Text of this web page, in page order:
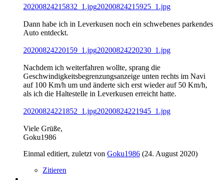
20200824215832_1.jpg20200824215925_1.jpg
Dann habe ich in Leverkusen noch ein schwebenes parkendes
Auto entdeckt.
20200824220159_1.jpg20200824220230_1.jpg
Nachdem ich weiterfahren wollte, sprang die
Geschwindigkeitsbegrenzungsanzeige unten rechts im Navi
auf 100 Km/h um und änderte sich erst wieder auf 50 Km/h,
als ich die Haltestelle in Leverkusen erreicht hatte.
20200824221852_1.jpg20200824221945_1.jpg
Viele Grüße,
Goku1986
Einmal editiert, zuletzt von Goku1986 (24. August 2020)
Zitieren